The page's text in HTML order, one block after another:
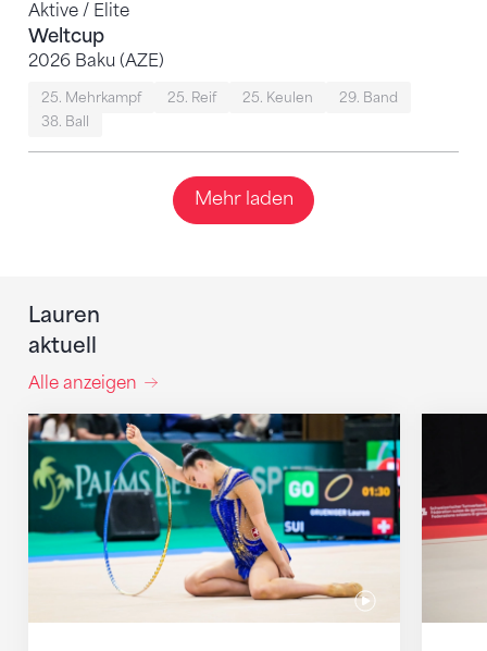
Aktive / Elite
Weltcup
2026 Baku (AZE)
25. Mehrkampf 25. Reif 25. Keulen
29. Band
38. Ball
Mehr laden
Lauren
aktuell
Alle anzeigen
Nächster Halt: Weltmeisterschaft